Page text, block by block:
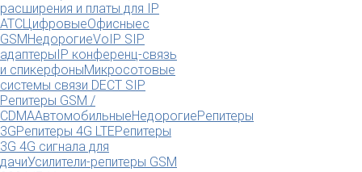
расширения и платы для IP
АТСЦифровыеОфисныес
GSMНедорогиеVoIP SIP
адаптерыIP конференц-связь
и спикерфоныМикросотовые
системы связи DECT SIP
Репитеры GSM /
CDMAАвтомобильныеНедорогиеРепитеры
3GРепитеры 4G LTEРепитеры
3G 4G сигнала для
дачиУсилители-репитеры GSM